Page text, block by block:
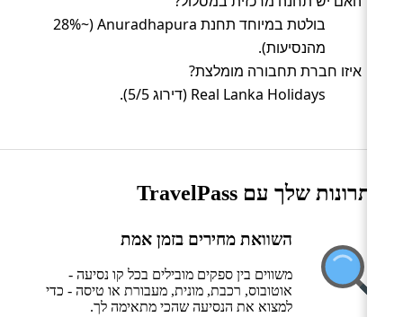
בולטת במיוחד תחנת Anuradhapura (~28%
מהנסיעות).
איזו חברת תחבורה מומלצת?
Real Lanka Holidays (דירוג 5/5).
היתרונות שלך עם TravelPass
השוואת מחירים בזמן אמת
משווים בין ספקים מובילים בכל קו נסיעה -
אוטובוס, רכבת, מונית, מעבורת או טיסה - כדי
למצוא את הנסיעה שהכי מתאימה לך.